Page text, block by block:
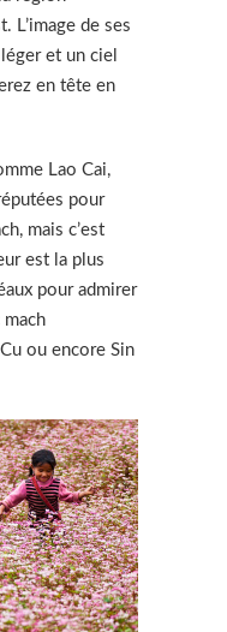
L’image de ses
et un ciel
en tête en
Lao Cai,
pour
mais c’est
est la plus
pour admirer
mach
ou encore Sin